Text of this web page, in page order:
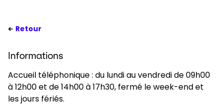
France - FR
Retour
Informations
Accueil téléphonique : du lundi au vendredi de 09h00
à 12h00 et de 14h00 à 17h30, fermé le week-end et
les jours fériés.